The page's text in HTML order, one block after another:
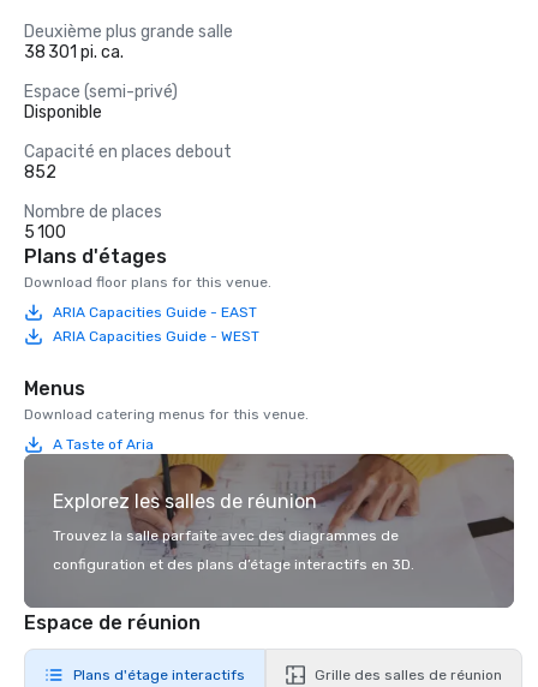
Deuxième plus grande salle
38 301 pi. ca.
Espace (semi-privé)
Disponible
Capacité en places debout
852
Nombre de places
5 100
Plans d'étages
Download floor plans for this venue.
ARIA Capacities Guide - EAST
ARIA Capacities Guide - WEST
Menus
Download catering menus for this venue.
A Taste of Aria
Explorez les salles de réunion
Trouvez la salle parfaite avec des diagrammes de
configuration et des plans d’étage interactifs en 3D.
Espace de réunion
Plans d'étage interactifs Grille des salles de réunion